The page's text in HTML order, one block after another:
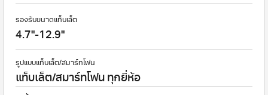
รองรับขนาดแท็บเล็ต
4.7"-12.9"
รูปแบบแท็บเล็ต/สมาร์ทโฟน
แท็บเล็ต/สมาร์ทโฟน ทุกยี่ห้อ